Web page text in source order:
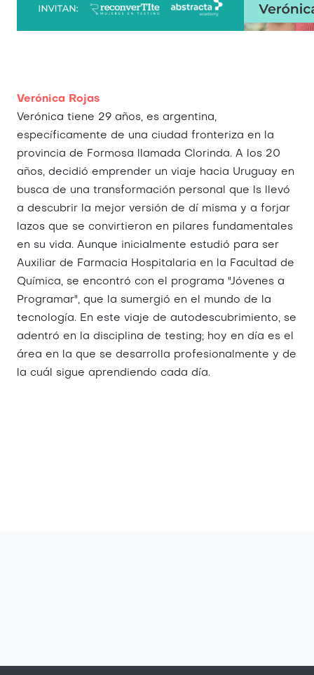
Verónica Rojas
Verónica tiene 29 años, es argentina,
específicamente de una ciudad fronteriza en la
provincia de Formosa llamada Clorinda. A los 20
años, decidió emprender un viaje hacia Uruguay en
busca de una transformación personal que ls llevó
a descubrir la mejor versión de dí misma y a forjar
lazos que se convirtieron en pilares fundamentales
en su vida. Aunque inicialmente estudió para ser
Auxiliar de Farmacia Hospitalaria en la Facultad de
Química, se encontró con el programa "Jóvenes a
Programar", que la sumergió en el mundo de la
tecnología. En este viaje de autodescubrimiento, se
adentró en la disciplina de testing; hoy en día es el
área en la que se desarrolla profesionalmente y de
la cuál sigue aprendiendo cada día.